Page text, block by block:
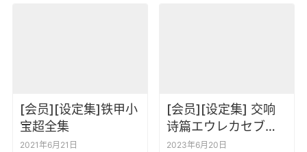
[会员][设定集]铁甲小
宝超全集
2021年6月21日
[会员][设定集] 交响
诗篇エウレカセブン
アーカイブス ムック
2023年6月20日